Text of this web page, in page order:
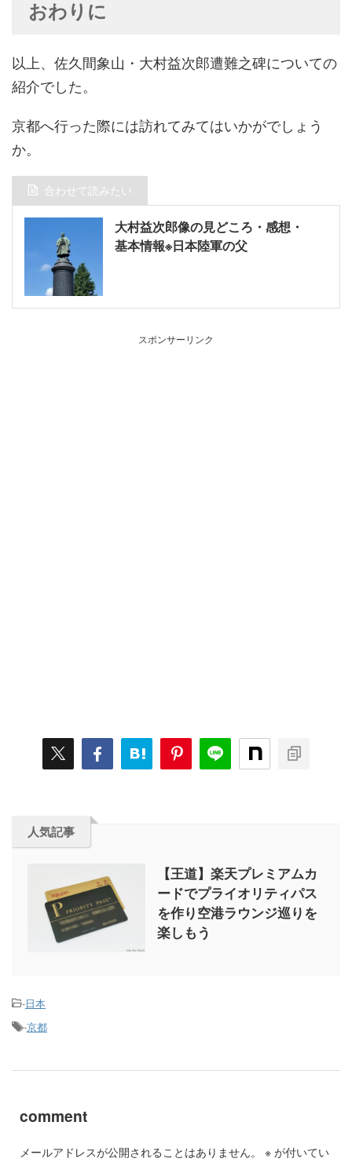
おわりに
以上、佐久間象山・大村益次郎遭難之碑についての
紹介でした。
京都へ行った際には訪れてみてはいかがでしょう
か。
合わせて読みたい
大村益次郎像の見どころ・感想・
基本情報※日本陸軍の父
スポンサーリンク
人気記事
【王道】楽天プレミアムカ
ードでプライオリティパス
を作り空港ラウンジ巡りを
楽しもう
-日本
-京都
comment
メールアドレスが公開されることはありません。 ※ が付いてい